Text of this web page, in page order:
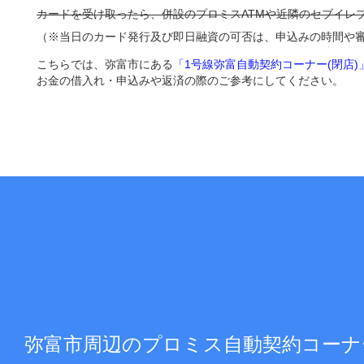
カードを受け取ったら、併設のプロミスATMや近隣のセブイ
（※当日のカード発行及び即日融資の可否は、申込みの時間や
こちらでは、弥富市にある
「1号線弥富自動契約コーナー(閉店)
お金の借入れ・申込みや返済の際のご参考にしてください。
弥富市周辺のプロミス自動契約コー